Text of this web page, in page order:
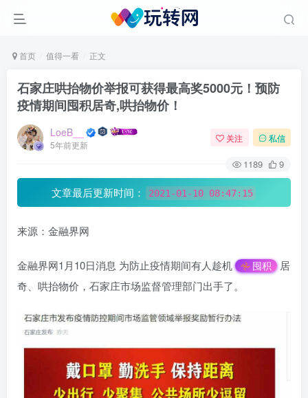
首页 值得一看 正文
石家庄哄抬物价举报可获得最高奖5000元！预防
疫情期间囤积居奇,哄抬物价！
LoeB__
5年前更新
关注 私信
1189 9
文章最后更新时间： 2021-01-10 08:47:15
来源：金融界网
金融界网1月10日消息 为防止疫情期间有人趁机 囤积
居
奇、哄抬物价，石家庄市场监督管理部门出手了。